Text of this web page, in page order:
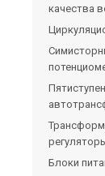
качества
Блоки